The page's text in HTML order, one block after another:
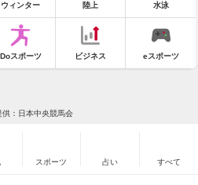
ウィンター 陸上 水泳
Doスポーツ ビジネス eスポーツ
供：日本中央競馬会
スポーツ 占い すべて